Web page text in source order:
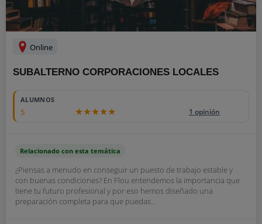
Online
SUBALTERNO CORPORACIONES LOCALES
ALUMNOS
5 1 opinión
Relacionado con esta temática
¿Piensas a menudo en conseguir un puesto de trabajo estable y
con buenas condiciones? En Flou entendemos la importancia que
tiene tu futuro profesional y por eso hemos diseñado una
preparación completa para que puedas...